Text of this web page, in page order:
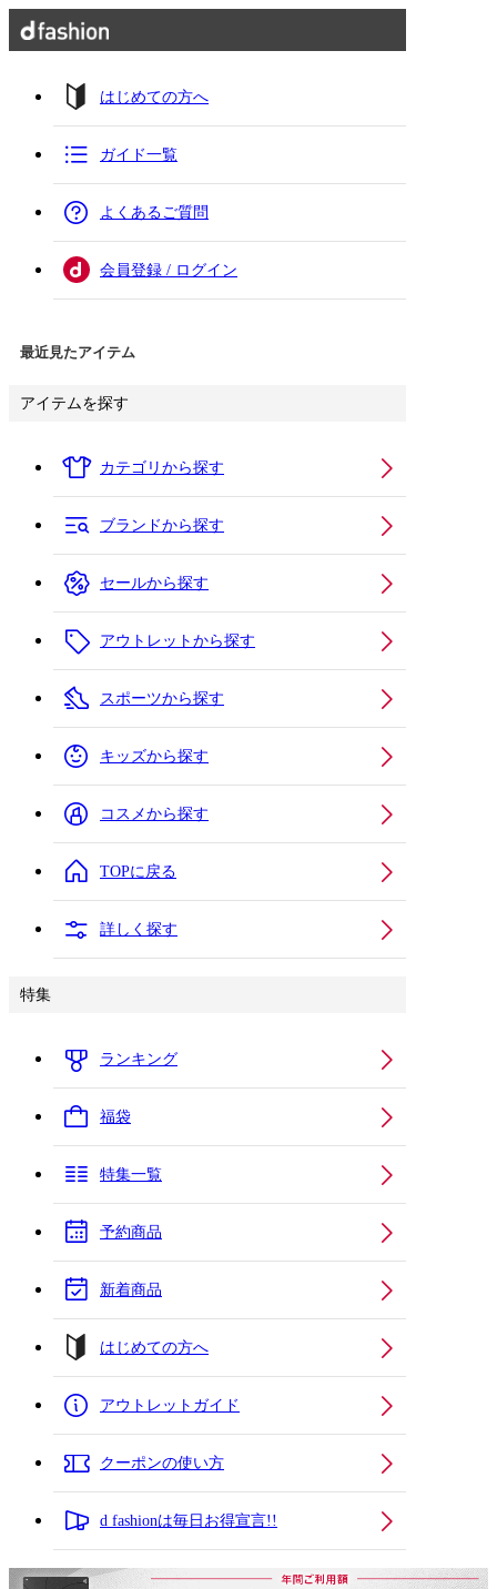
はじめての方へ
ガイド一覧
よくあるご質問
会員登録 / ログイン
最近見たアイテム
アイテムを探す
カテゴリから探す
ブランドから探す
セールから探す
アウトレットから探す
スポーツから探す
キッズから探す
コスメから探す
TOPに戻る
詳しく探す
特集
ランキング
福袋
特集一覧
予約商品
新着商品
はじめての方へ
アウトレットガイド
クーポンの使い方
d fashionは毎日お得宣言!!